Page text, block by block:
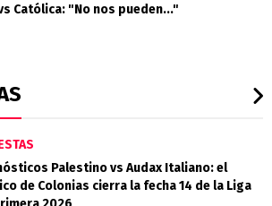
Católica: "No nos pueden..."
Palestino vs Audax Italiano: el
de Colonias cierra la fecha 14 de la Liga